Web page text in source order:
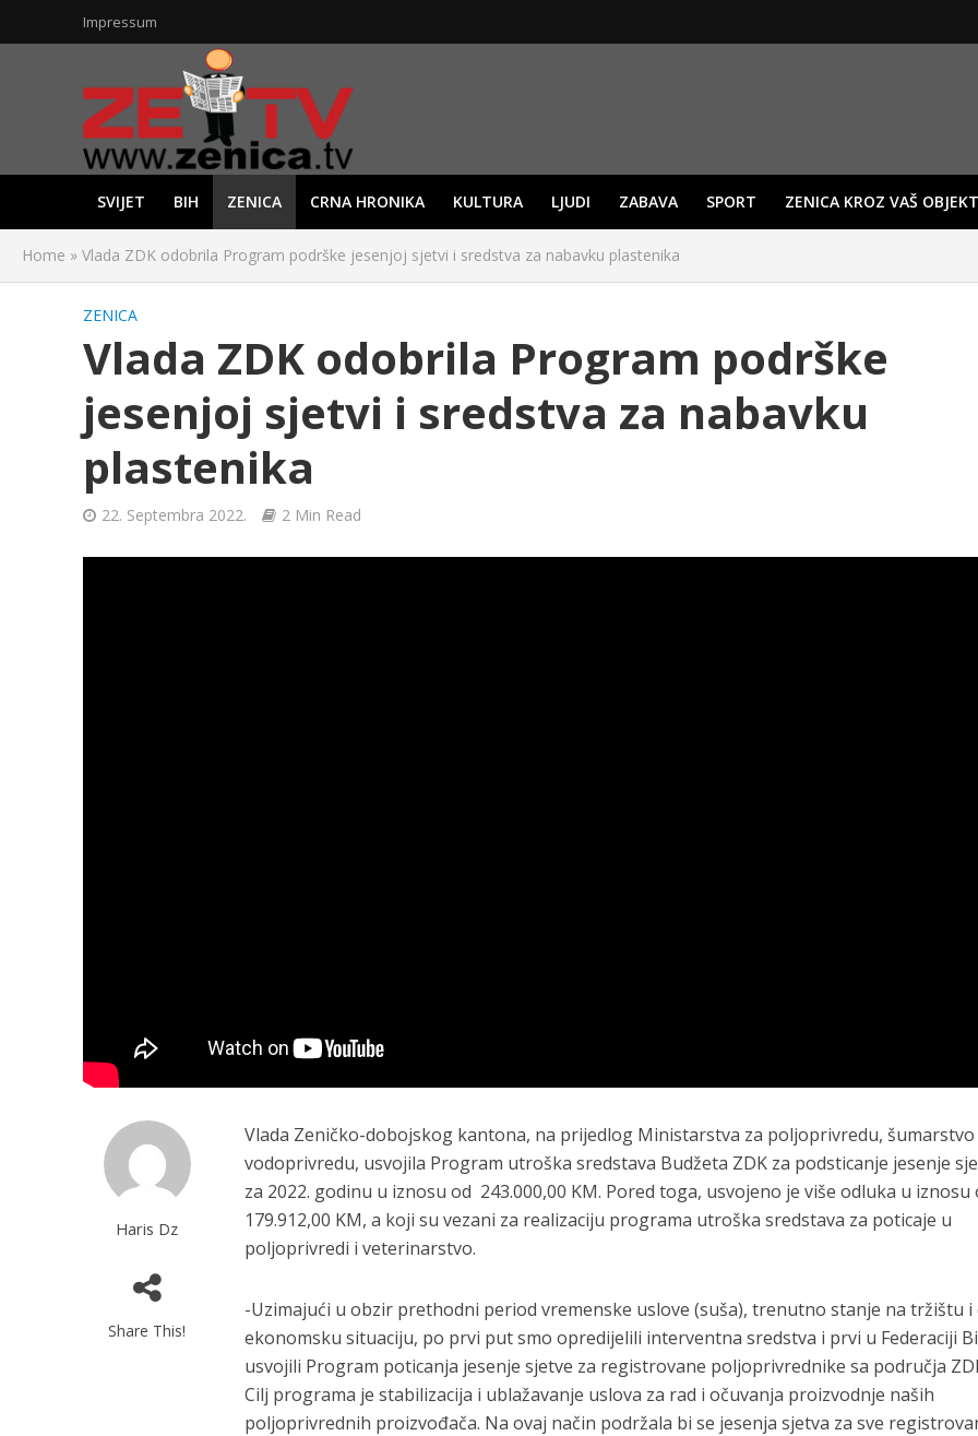
Impressum
SVIJET BIH ZENICA CRNA HRONIKA KULTURA LJUDI ZABAVA SPORT ZENICA KROZ VAŠ
Home » Vlada ZDK odobrila Program podrške jesenjoj sjetvi i sredstva za nabavku plastenika
ZENICA
Vlada ZDK odobrila Program podrške
jesenjoj sjetvi i sredstva za nabavku
plastenika
22. Septembra 2022. 2 Min Read
Haris Dz
Share This!
Vlada Zeničko-dobojskog kantona, na prijedlog Ministarstva za poljoprivredu, šumarstvo
vodoprivredu, usvojila Program utroška sredstava Budžeta ZDK za podsticanje jesenje
za 2022. godinu u iznosu od 243.000,00 KM. Pored toga, usvojeno je više odluka u iznosu
179.912,00 KM, a koji su vezani za realizaciju programa utroška sredstava za poticaje u
poljoprivredi i veterinarstvo.
-Uzimajući u obzir prethodni period vremenske uslove (suša), trenutno stanje na tržištu i
ekonomsku situaciju, po prvi put smo opredijelili interventna sredstva i prvi u Federaciji
usvojili Program poticanja jesenje sjetve za registrovane poljoprivrednike sa područja
Cilj programa je stabilizacija i ublažavanje uslova za rad i očuvanja proizvodnje naših
poljoprivrednih proizvođača. Na ovaj način podržala bi se jesenja sjetva za sve